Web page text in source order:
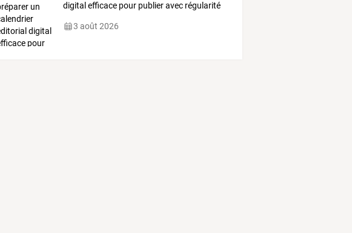
digital efficace pour publier avec régularité
3 août 2026